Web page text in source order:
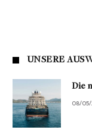
UNSERE
Die
08/05/